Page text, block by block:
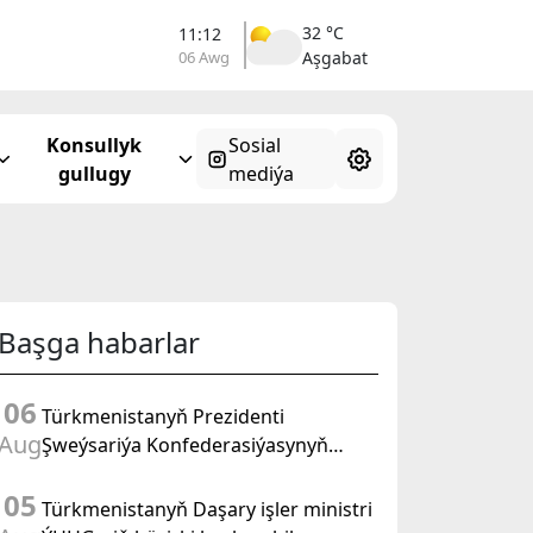
11:12
06 Awg
32 °C
Aşgabat
Konsullyk
gullugy
Sosial
mediýa
Başga habarlar
06 Türkmenistanyň Prezidenti
Şweýsariýa Konfederasiýasynyň
departamentiniň başlygyny kabul
05 Türkmenistanyň Daşary işler ministri